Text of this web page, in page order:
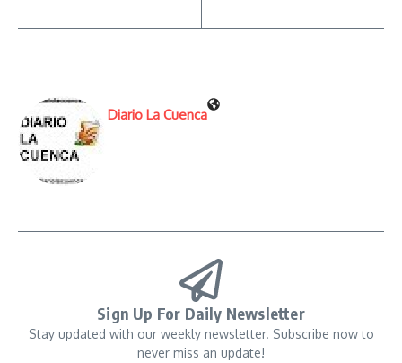
Diario La Cuenca
Sign Up For Daily Newsletter
Stay updated with our weekly newsletter. Subscribe now to
never miss an update!